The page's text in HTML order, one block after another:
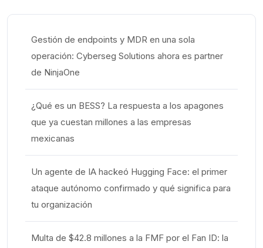
Gestión de endpoints y MDR en una sola
operación: Cyberseg Solutions ahora es partner
de NinjaOne
¿Qué es un BESS? La respuesta a los apagones
que ya cuestan millones a las empresas
mexicanas
Un agente de IA hackeó Hugging Face: el primer
ataque autónomo confirmado y qué significa para
tu organización
Multa de $42.8 millones a la FMF por el Fan ID: la